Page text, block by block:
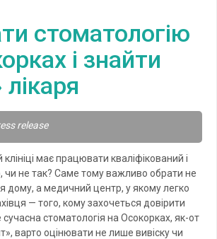
стоматологію
і знайти
release
має працювати кваліфікований і
чи не так? Саме тому важливо обрати не
дому, а медичний центр, у якому легко
— того, кому захочеться довірити
стоматологія на Осокорках, як-от
варто оцінювати не лише вивіску чи